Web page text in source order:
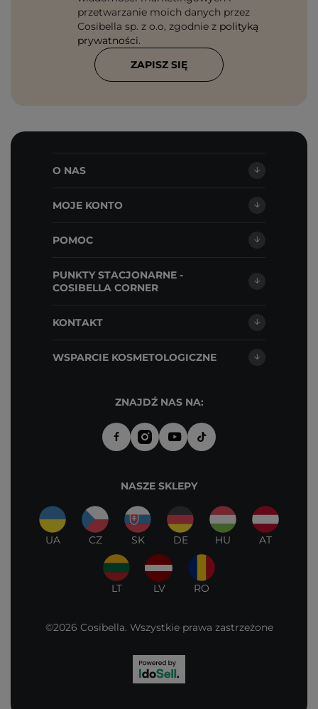
przetwarzanie moich danych przez
Cosibella sp. z o.o, zgodnie z polityką
prywatności.
ZAPISZ SIĘ
O NAS
MOJE KONTO
POMOC
PUNKTY STACJONARNE -
COSIBELLA CORNER
KONTAKT
WSPARCIE KOSMETOLOGICZNE
ZNAJDŹ NAS NA:
NASZE SKLEPY
UA CZ SK DE HU AT
LT LV RO
©2026 Cosibella. Wszystkie prawa zastrzeżone